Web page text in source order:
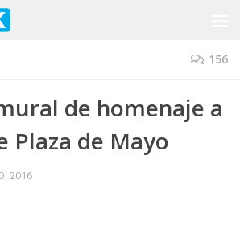
156
de homenaje a
Plaza de Mayo
2016